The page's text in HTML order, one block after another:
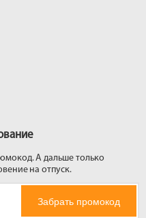
А дальше только
на отпуск.
Забрать промокод